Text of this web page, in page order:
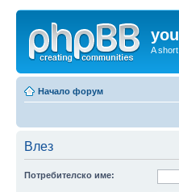
A
Начало форум
Влез
Потребителско име: